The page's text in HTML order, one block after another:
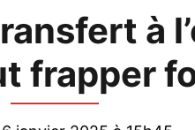
à
frapper